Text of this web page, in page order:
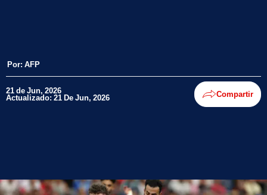
Por: AFP
21 de Jun, 2026
Actualizado: 21 De Jun, 2026 Compartir